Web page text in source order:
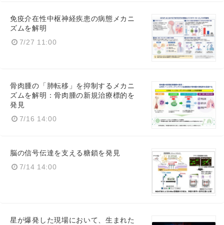
免疫介在性中枢神経疾患の病態メカニ
ズムを解明
7/27 11:00
骨肉腫の「肺転移」を抑制するメカニ
ズムを解明：骨肉腫の新規治療標的を
発見
7/16 14:00
脳の信号伝達を支える糖鎖を発見
7/14 14:00
星が爆発した現場において、生まれた